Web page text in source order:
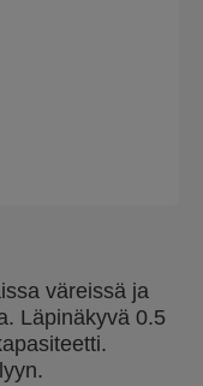
väreissä ja
Läpinäkyvä 0.5